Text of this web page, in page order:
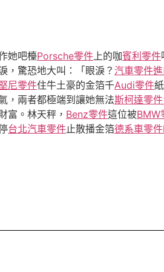
她吧檯Porsche零件上的咖賓利零件
，驚恐地大叫：「眼淚？汽車零件
尼零件住牛土豪的金箔千Audi零件
，兩者都極端到讓她無法斯柯達零件
富。林天秤， Benz零件這位被BMW
台北汽車零件止散播金箔德系車零件